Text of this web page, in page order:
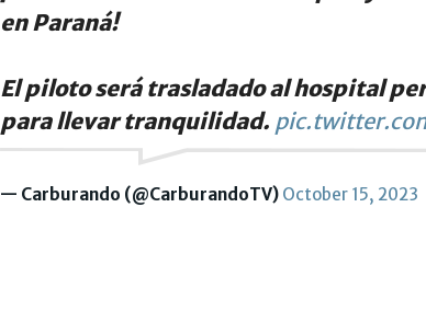
en Paraná!
El piloto será trasladado al hospital
para llevar tranquilidad.
— Carburando (@CarburandoTV) October 15, 2023